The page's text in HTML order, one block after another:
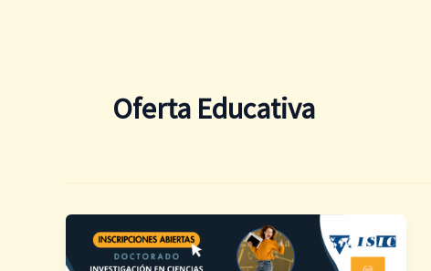
Oferta Educativa